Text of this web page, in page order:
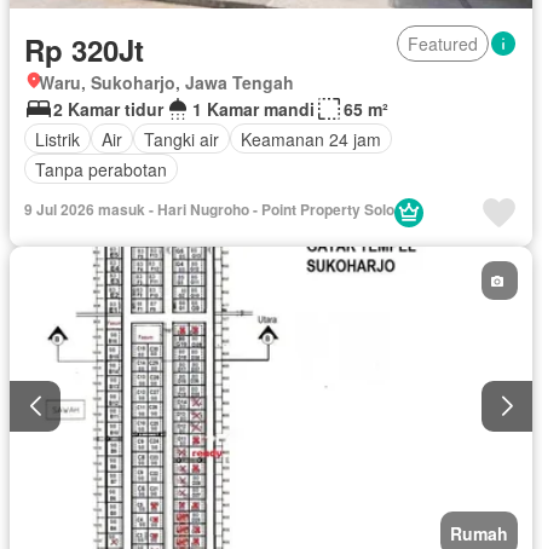
Rp 320Jt
Featured
Waru, Sukoharjo, Jawa Tengah
2 Kamar tidur
1 Kamar mandi
65 m²
Listrik
Air Tangki air
Keamanan 24 jam
Tanpa perabotan
9 Jul 2026 masuk - Hari Nugroho - Point Property Solo
Rumah